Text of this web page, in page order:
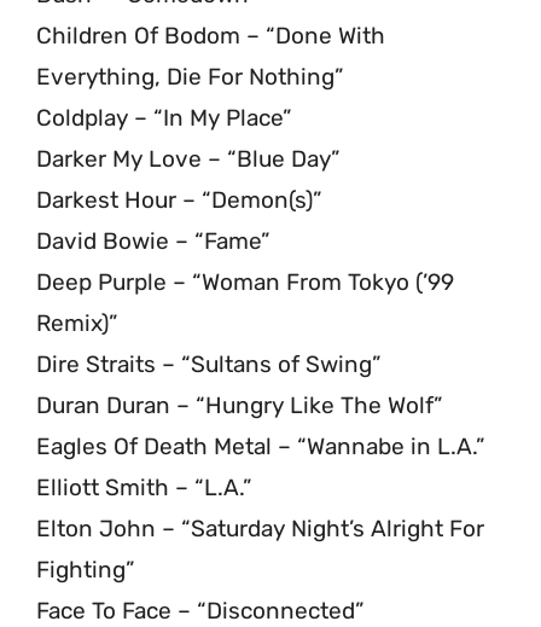
Children Of Bodom – “Done With
Everything, Die For Nothing”
Coldplay – “In My Place”
Darker My Love – “Blue Day”
Darkest Hour – “Demon(s)”
David Bowie – “Fame”
Deep Purple – “Woman From Tokyo (’99
Remix)”
Dire Straits – “Sultans of Swing”
Duran Duran – “Hungry Like The Wolf”
Eagles Of Death Metal – “Wannabe in L.A.”
Elliott Smith – “L.A.”
Elton John – “Saturday Night’s Alright For
Fighting”
Face To Face – “Disconnected”